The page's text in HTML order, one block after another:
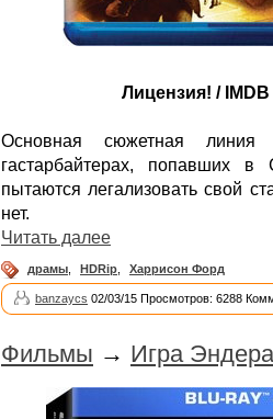
Лицензия! /
Основная сюжетная линия
гастарбайтерах, попавших
пытаются легализовать свой
нет.
Читать далее
драмы HDRip Харрисон Форд
banzaycs 02/03/15 Просмотров: 6288
Фильмы → Игра